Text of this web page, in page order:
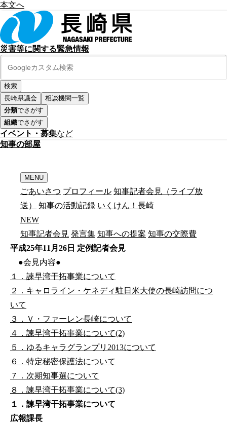
本文へ
災害等に関する緊急情報
長崎県議会
相談機関一覧
分類でさがす
組織でさがす
イベント・募集など
知事の部屋
MENU
ごあいさつ プロフィール 知事記者会見（ライブ放
送）
知事の活動記録 いくけん！長崎
NEW
知事記者会見 発言集 知事への提案 知事の交際費
平成25年11月26日 定例記者会見
●会見内容●
１．諫早湾干拓事業について
２．キャロライン・ケネディ駐日米大使の長崎訪問につ
いて
３．Ｖ・ファーレン長崎について
４．諫早湾干拓事業について(2)
５．ゆるキャラグランプリ2013について
６．特定秘密保護法について
７．次期知事選について
８．諫早湾干拓事業について(3)
１．諫早湾干拓事業について
広報課長